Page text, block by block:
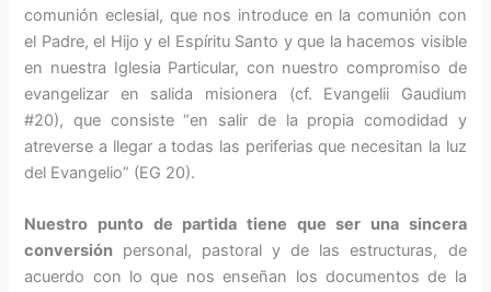
comunión eclesial, que nos intro­duce en la comunión con
el Padre, el Hijo y el Espíritu Santo y que la hacemos visible
en nuestra Iglesia Particular, con nuestro compromiso de
evangelizar en salida misionera (cf. Evangelii Gaudium
#20), que consiste “en salir de la propia co­modidad y
atreverse a llegar a todas las periferias que necesitan la luz
del Evangelio” (EG 20).
Nuestro punto de partida tiene que ser una sincera
conversión personal, pastoral y de las estruc­turas, de
acuerdo con lo que nos enseñan los documentos de la